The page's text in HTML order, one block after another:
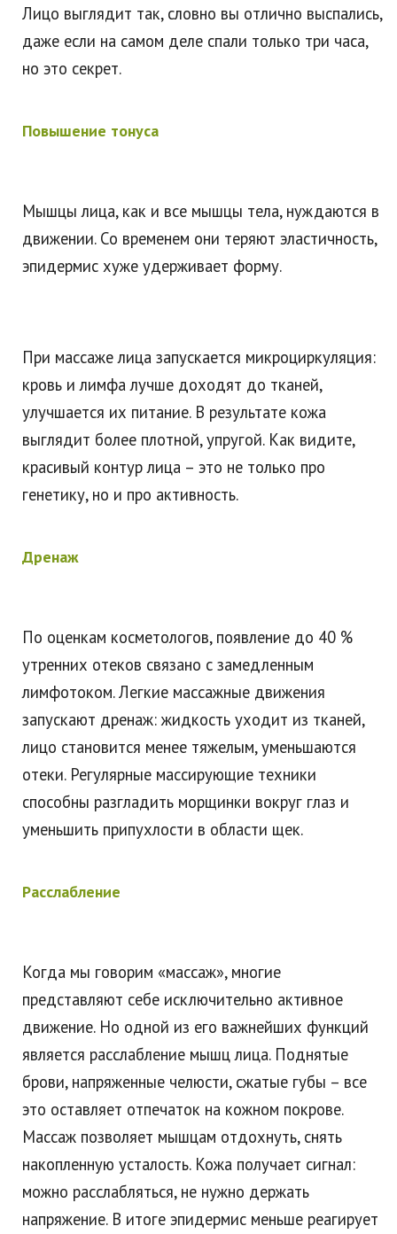
Лицо выглядит так, словно вы отлично выспались,
даже если на самом деле спали только три часа,
но это секрет.
Повышение тонуса
Мышцы лица, как и все мышцы тела, нуждаются в
движении. Со временем они теряют эластичность,
эпидермис хуже удерживает форму.
При массаже лица запускается микроциркуляция:
кровь и лимфа лучше доходят до тканей,
улучшается их питание. В результате кожа
выглядит более плотной, упругой. Как видите,
красивый контур лица – это не только про
генетику, но и про активность.
Дренаж
По оценкам косметологов, появление до 40 %
утренних отеков связано с замедленным
лимфотоком. Легкие массажные движения
запускают дренаж: жидкость уходит из тканей,
лицо становится менее тяжелым, уменьшаются
отеки. Регулярные массирующие техники
способны разгладить морщинки вокруг глаз и
уменьшить припухлости в области щек.
Расслабление
Когда мы говорим «массаж», многие
представляют себе исключительно активное
движение. Но одной из его важнейших функций
является расслабление мышц лица. Поднятые
брови, напряженные челюсти, сжатые губы – все
это оставляет отпечаток на кожном покрове.
Массаж позволяет мышцам отдохнуть, снять
накопленную усталость. Кожа получает сигнал:
можно расслабляться, не нужно держать
напряжение. В итоге эпидермис меньше реагирует